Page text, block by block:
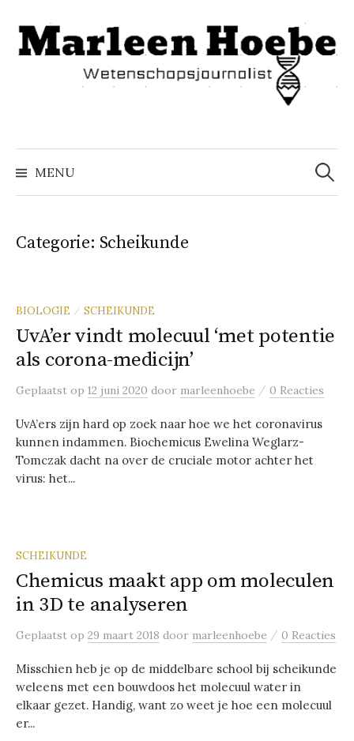
inhoud
springen
MENU
Zoeken
naar:
Categorie: Scheikunde
BIOLOGIE / SCHEIKUNDE
UvA’er vindt molecuul ‘met potentie
als corona-medicijn’
Geplaatst op 12 juni 2020 door marleenhoebe / 0 Reacties
UvA’ers zijn hard op zoek naar hoe we het coronavirus
kunnen indammen. Biochemicus Ewelina Weglarz-
Tomczak dacht na over de cruciale motor achter het
virus: het...
SCHEIKUNDE
Chemicus maakt app om moleculen
in 3D te analyseren
Geplaatst op 29 maart 2018 door marleenhoebe / 0 Reacties
Misschien heb je op de middelbare school bij scheikunde
weleens met een bouwdoos het molecuul water in
elkaar gezet. Handig, want zo weet je hoe een molecuul
er...